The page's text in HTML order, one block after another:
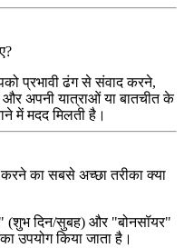
प्रभावी ढंग से संवाद करने,
अपनी यात्राओं या बातचीत के
में मदद मिलती है।
का सबसे अच्छा तरीका क्या
(शुभ दिन/सुबह) और "बोनसॉयर"
उपयोग किया जाता है।